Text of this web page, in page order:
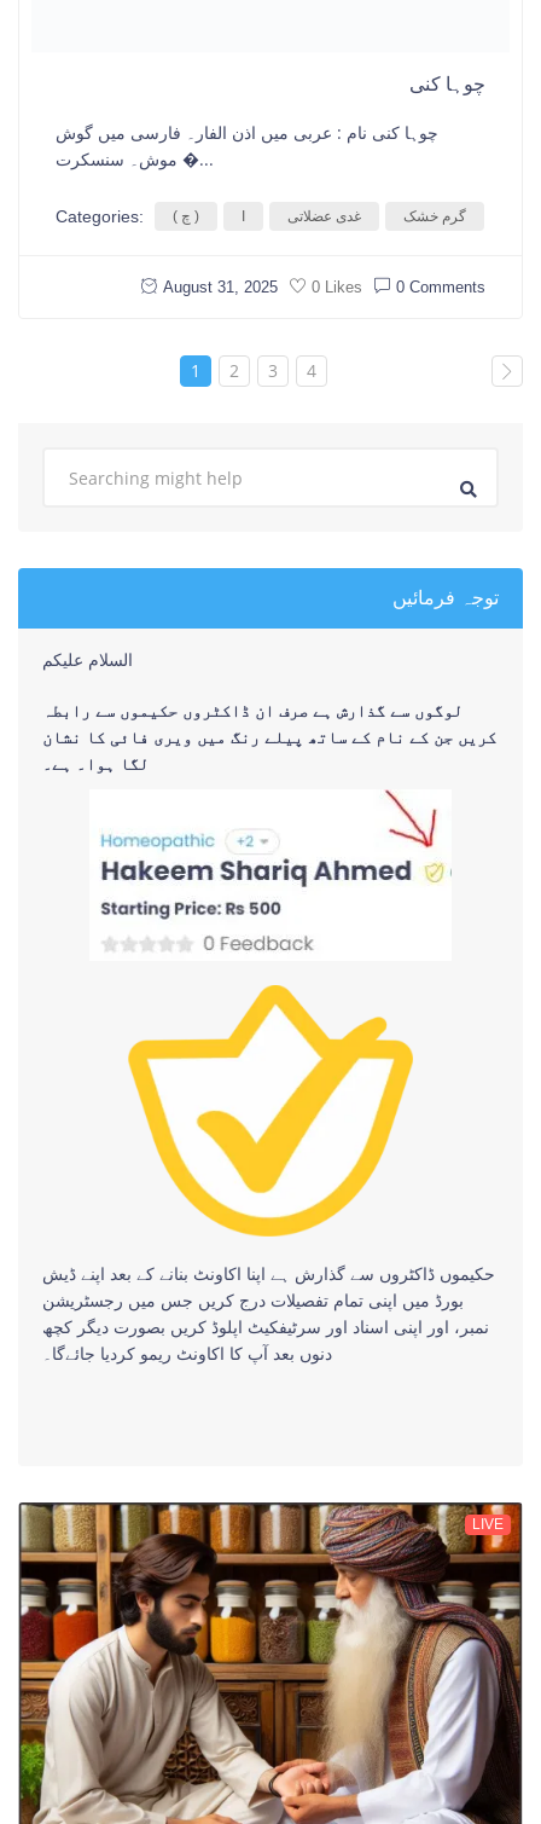
چوہا کنی
چوہا کنی نام : عربی میں اذن الفار۔ فارسی میں گوش
موش۔ سنسکرت �...
Categories: ( چ ) غدی عضلاتی گرم خشک
August 31, 2025 0 Likes 0 Comments
1 2 3 4
توجہ فرمائیں
السلام علیکم
لوگوں سے گذارش ہے صرف ان ڈاکٹروں حکیموں سے رابطہ
کریں جن کے نام کے ساتھ پیلے رنگ میں ویری فائی کا نشان
لگا ہوا۔ ہے۔
حکیموں ڈاکٹروں سے گذارش ہے اپنا اکاونٹ بنانے کے بعد اپنے ڈیش
بورڈ میں اپنی تمام تفصیلات درج کریں جس میں رجسٹریشن
نمبر، اور اپنی اسناد اور سرٹیفکیٹ اپلوڈ کریں بصورت دیگر کچھ
دنوں بعد آپ کا اکاونٹ ریمو کردیا جائےگا۔
LIVE